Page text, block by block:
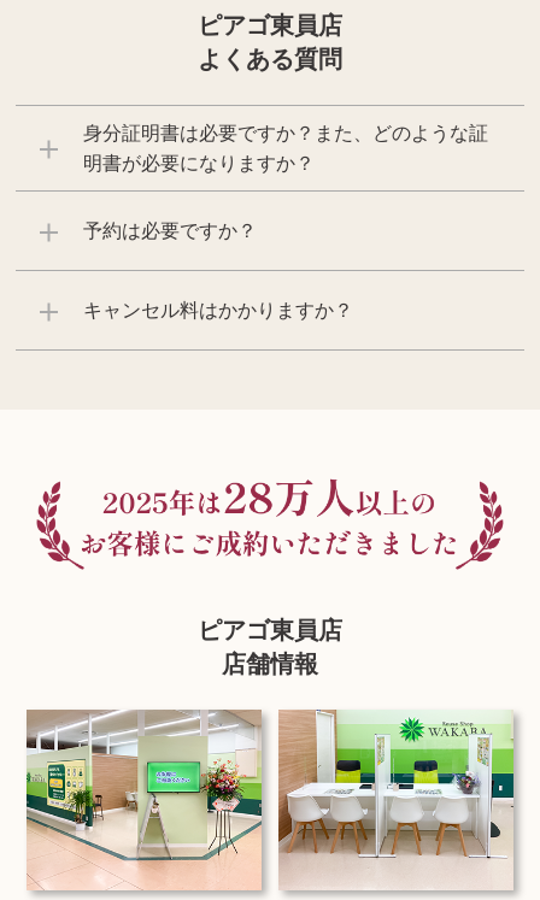
ピアゴ東員店
よくある質問
身分証明書は必要ですか？また、どのような証
明書が必要になりますか？
予約は必要ですか？
キャンセル料はかかりますか？
ピアゴ東員店
店舗情報